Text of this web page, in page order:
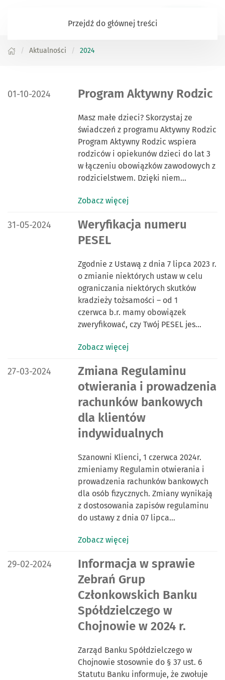
Przejdź do głównej treści
Aktualności 2024
DATA PUBLIKACJI:
01-10-2024 Program Aktywny Rodzic
Masz małe dzieci? Skorzystaj ze
świadczeń z programu Aktywny Rodzic
Program Aktywny Rodzic wspiera
rodziców i opiekunów dzieci do lat 3
w łączeniu obowiązków zawodowych z
rodzicielstwem. Dzięki niem…
Zobacz więcej
DATA PUBLIKACJI:
31-05-2024
Weryfikacja numeru
PESEL
Zgodnie z Ustawą z dnia 7 lipca 2023 r.
o zmianie niektórych ustaw w celu
ograniczania niektórych skutków
kradzieży tożsamości – od 1
czerwca b.r. mamy obowiązek
zweryfikować, czy Twój PESEL jes…
Zobacz więcej
DATA PUBLIKACJI:
27-03-2024
Zmiana Regulaminu
otwierania i prowadzenia
rachunków bankowych
dla klientów
indywidualnych
Szanowni Klienci, 1 czerwca 2024r.
zmieniamy Regulamin otwierania i
prowadzenia rachunków bankowych
dla osób fizycznych. Zmiany wynikają
z dostosowania zapisów regulaminu
do ustawy z dnia 07 lipca…
Zobacz więcej
DATA PUBLIKACJI:
29-02-2024
Informacja w sprawie
Zebrań Grup
Członkowskich Banku
Spółdzielczego w
Chojnowie w 2024 r.
Zarząd Banku Spółdzielczego w
Chojnowie stosownie do § 37 ust. 6
Statutu Banku informuje, że zwołuje